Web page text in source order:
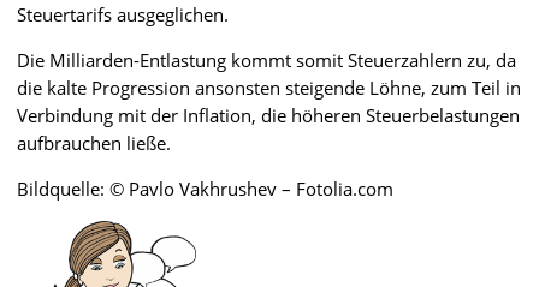
Steuertarifs ausgeglichen.
Die Milliarden-Entlastung kommt somit Steuerzahlern zu, da
die kalte Progression ansonsten steigende Löhne, zum Teil in
Verbindung mit der Inflation, die höheren Steuerbelastungen
aufbrauchen ließe.
Bildquelle: © Pavlo Vakhrushev – Fotolia.com